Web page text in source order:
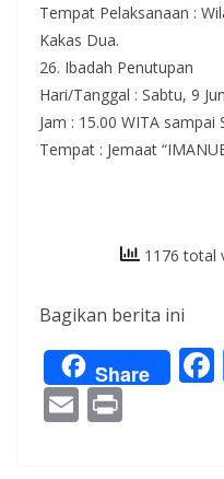
Tempat Pelaksanaan :
Kakas Dua.
26. Ibadah Penutupan
Hari/Tanggal : Sabtu, 9
Jam : 15.00 WITA sampai
Tempat : Jemaat
1176 total
Bagikan berita ini
Share
E